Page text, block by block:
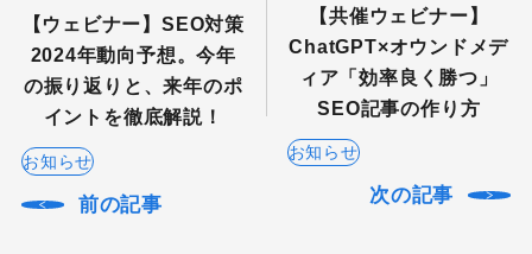
【ウェビナー】SEO対策
2024年動向予想。今年
の振り返りと、来年のポ
イントを徹底解説！
お知らせ
前の記事
【共催ウェビナー】
ChatGPT×オウンドメデ
ィア「効率良く勝つ」
SEO記事の作り方
お知らせ
次の記事